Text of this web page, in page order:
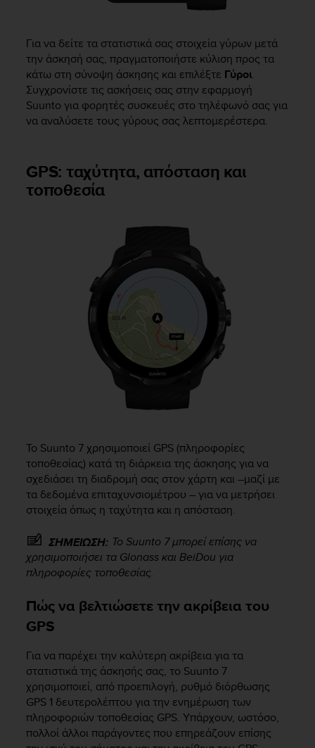
Για να δείτε τα στατιστικά σας στοιχεία γύρων μετά
την άσκησή σας, πραγματοποιήστε κύλιση προς τα
κάτω στη σύνοψη άσκησης και επιλέξτε Γύροι.
Συγχρονίστε τις ασκήσεις σας στην εφαρμογή
Suunto για φορητές συσκευές στο τηλέφωνό σας για
να αναλύσετε τους γύρους σας λεπτομερέστερα.
GPS: ταχύτητα, απόσταση και
τοποθεσία
Το Suunto 7 χρησιμοποιεί GPS (πληροφορίες
τοποθεσίας) κατά τη διάρκεια της άσκησης για να
σχεδιάσει τη διαδρομή σας στον χάρτη και –μαζί με
τα δεδομένα επιταχυνσιομέτρου – για να μετρήσει
στοιχεία όπως η ταχύτητα και η απόσταση.
ΣΗΜΕΙΩΣΗ: Το Suunto 7μπορεί επίσης να
χρησιμοποιήσει τα Glonass και BeiDou για
πληροφορίες τοποθεσίας.
Πώς να βελτιώσετε την ακρίβεια του
GPS
Για να παρέχει την καλύτερη ακρίβεια για τα
στατιστικά της άσκησής σας, το Suunto 7
χρησιμοποιεί, από προεπιλογή, ρυθμό διόρθωσης
GPS 1 δευτερολέπτου για την ενημέρωση των
πληροφοριών τοποθεσίας GPS. Υπάρχουν, ωστόσο,
πολλοί άλλοι παράγοντες που επηρεάζουν επίσης